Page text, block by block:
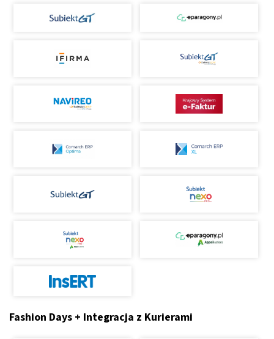
Fashion Days + Integracja z Kurierami